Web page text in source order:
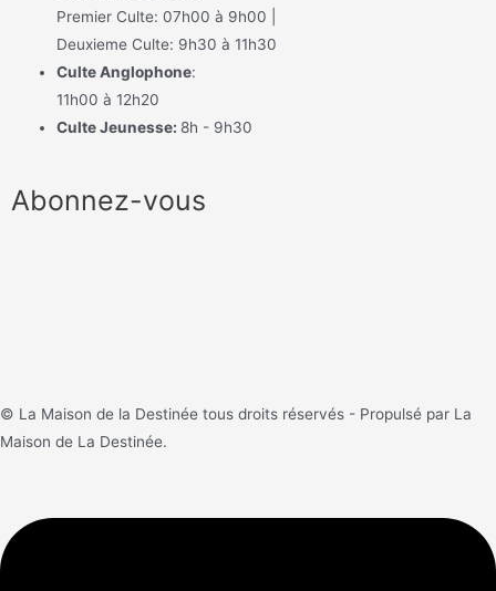
Premier Culte: 07h00 à 9h00 |
Deuxieme Culte: 9h30 à 11h30
Culte Anglophone:
11h00 à 12h20
Culte Jeunesse: 8h - 9h30
Abonnez-vous
© La Maison de la Destinée tous droits réservés - Propulsé par La
Maison de La Destinée.